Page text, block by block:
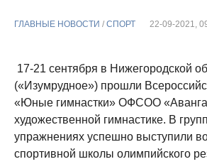
ГЛАВНЫЕ НОВОСТИ / CПОРТ 22-09-2021,
17-21 сентября в Нижегородской
(«Изумрудное») прошли
«Юные гимнастки» ОФСОО
художественной гимнастике. В
упражнениях успешно выступили
спортивной школы олимпийского